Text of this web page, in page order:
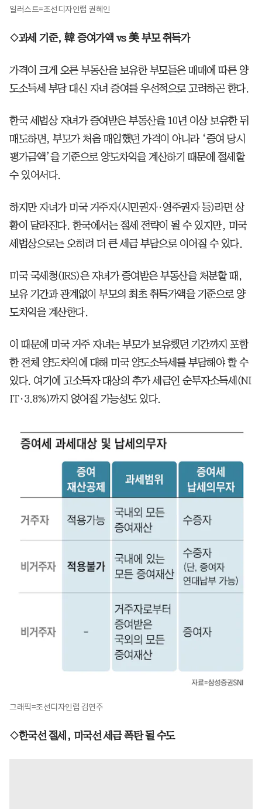
일러스트=조선디자인랩 권혜인
◇과세 기준, 韓 증여가액 vs 美 부모 취득가
가격이 크게 오른 부동산을 보유한 부모들은 매매에 따른 양
도소득세 부담 대신 자녀 증여를 우선적으로 고려하곤 한다.
한국 세법상 자녀가 증여받은 부동산을 10년 이상 보유한 뒤
매도하면, 부모가 처음 매입했던 가격이 아니라 ‘증여 당시
평가금액’을 기준으로 양도차익을 계산하기 때문에 절세할
수 있어서다.
하지만 자녀가 미국 거주자(시민권자·영주권자 등)라면 상
황이 달라진다. 한국에서는 절세 전략이 될 수 있지만, 미국
세법상으로는 오히려 더 큰 세금 부담으로 이어질 수 있다.
미국 국세청(IRS)은 자녀가 증여받은 부동산을 처분할 때,
보유 기간과 관계없이 부모의 최초 취득가액을 기준으로 양
도차익을 계산한다.
이 때문에 미국 거주 자녀는 부모가 보유했던 기간까지 포함
한 전체 양도차익에 대해 미국 양도소득세를 부담해야 할 수
있다. 여기에 고소득자 대상의 추가 세금인 순투자소득세(NI
IT·3.8%)까지 얹어질 가능성도 있다.
그래픽=조선디자인랩 김연주
◇한국선 절세, 미국선 세금 폭탄 될 수도